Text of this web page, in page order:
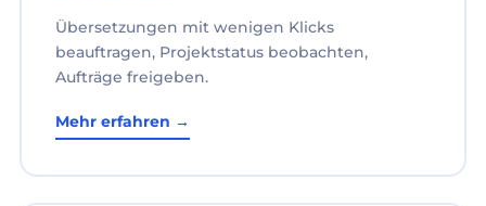
Übersetzungen mit wenigen Klicks
beauftragen, Projektstatus beobachten,
Aufträge freigeben.
Mehr erfahren →